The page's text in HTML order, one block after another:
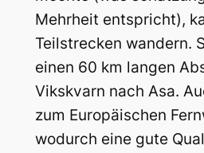
Mehrheit entspricht),
Teilstrecken wandern.
einen 60 km langen
Vikskvarn nach Asa.
zum Europäischen
wodurch eine gute